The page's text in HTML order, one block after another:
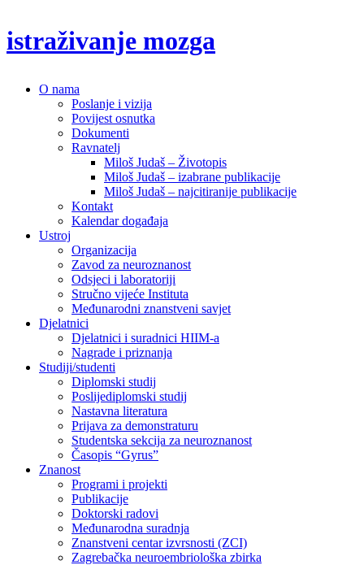
istraživanje mozga
O nama
Poslanje i vizija
Povijest osnutka
Dokumenti
Ravnatelj
Miloš Judaš – Životopis
Miloš Judaš – izabrane publikacije
Miloš Judaš – najcitiranije publikacije
Kontakt
Kalendar događaja
Ustroj
Organizacija
Zavod za neuroznanost
Odsjeci i laboratoriji
Stručno vijeće Instituta
Međunarodni znanstveni savjet
Djelatnici
Djelatnici i suradnici HIIM-a
Nagrade i priznanja
Studiji/studenti
Diplomski studij
Poslijediplomski studij
Nastavna literatura
Prijava za demonstraturu
Studentska sekcija za neuroznanost
Časopis “Gyrus”
Znanost
Programi i projekti
Publikacije
Doktorski radovi
Međunarodna suradnja
Znanstveni centar izvrsnosti (ZCI)
Zagrebačka neuroembriološka zbirka